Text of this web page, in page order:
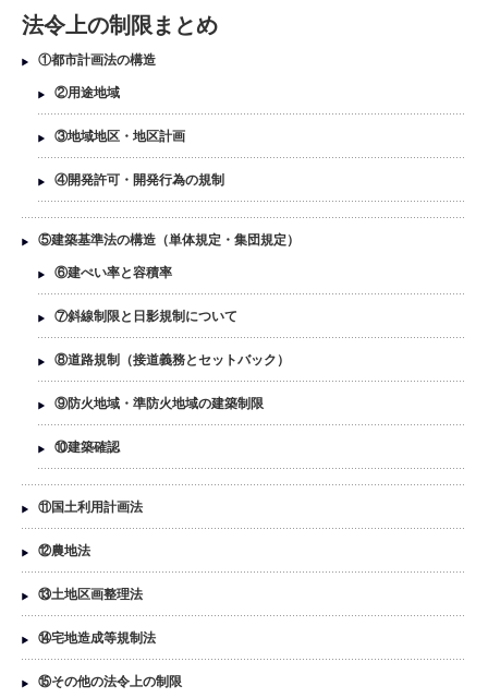
法令上の制限まとめ
①都市計画法の構造
②用途地域
③地域地区・地区計画
④開発許可・開発行為の規制
⑤建築基準法の構造（単体規定・集団規定）
⑥建ぺい率と容積率
⑦斜線制限と日影規制について
⑧道路規制（接道義務とセットバック）
⑨防火地域・準防火地域の建築制限
⑩建築確認
⑪国土利用計画法
⑫農地法
⑬土地区画整理法
⑭宅地造成等規制法
⑮その他の法令上の制限